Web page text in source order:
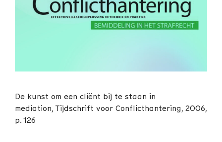
De kunst om een cliënt bij te staan in
mediation, Tijdschrift voor Conflicthantering, 2006,
p. 126